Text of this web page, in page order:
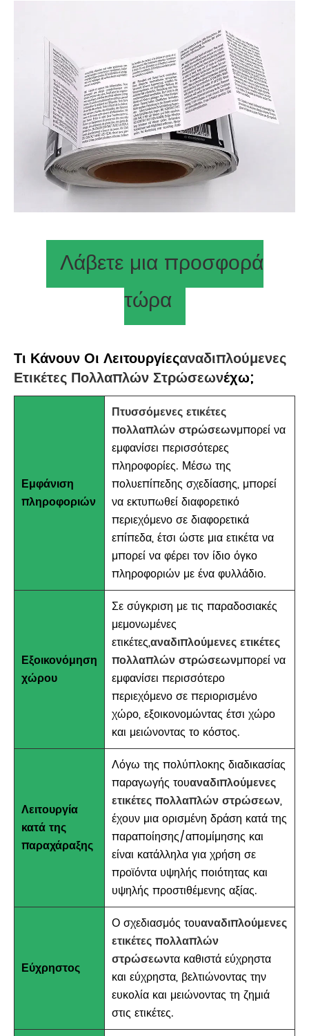
Λάβετε μια προσφορά
τώρα
Τι Κάνουν Οι ΛειτουργίεςΑναδιπλούμενες
Ετικέτες Πολλαπλών ΣτρώσεωνΈχω;
Εμφάνιση
πληροφοριών
Πτυσσόμενες ετικέτες
πολλαπλών στρώσεωνμπορεί να
εμφανίσει περισσότερες
πληροφορίες. Μέσω της
πολυεπίπεδης σχεδίασης, μπορεί
να εκτυπωθεί διαφορετικό
περιεχόμενο σε διαφορετικά
επίπεδα, έτσι ώστε μια ετικέτα να
μπορεί να φέρει τον ίδιο όγκο
πληροφοριών με ένα φυλλάδιο.
Εξοικονόμηση
χώρου
Σε σύγκριση με τις παραδοσιακές
μεμονωμένες
ετικέτες,αναδιπλούμενες ετικέτες
πολλαπλών στρώσεωνμπορεί να
εμφανίσει περισσότερο
περιεχόμενο σε περιορισμένο
χώρο, εξοικονομώντας έτσι χώρο
και μειώνοντας το κόστος.
Λειτουργία
κατά της
παραχάραξης
Λόγω της πολύπλοκης διαδικασίας
παραγωγής τουαναδιπλούμενες
ετικέτες πολλαπλών στρώσεων,
έχουν μια ορισμένη δράση κατά της
παραποίησης/απομίμησης και
είναι κατάλληλα για χρήση σε
προϊόντα υψηλής ποιότητας και
υψηλής προστιθέμενης αξίας.
Εύχρηστος
Ο σχεδιασμός τουαναδιπλούμενες
ετικέτες πολλαπλών
στρώσεωντα καθιστά εύχρηστα
και εύχρηστα, βελτιώνοντας την
ευκολία και μειώνοντας τη ζημιά
στις ετικέτες.